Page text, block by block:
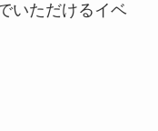
いただけるイベ